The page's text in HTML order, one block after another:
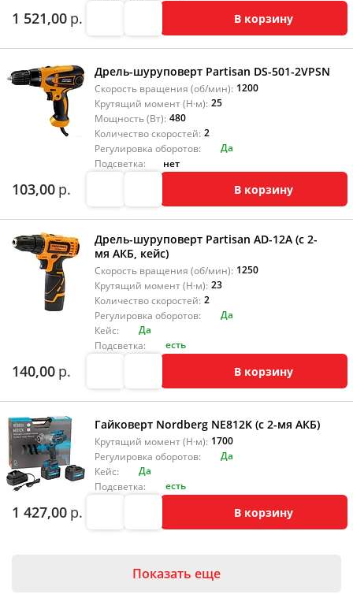
1 521,00 р. В корзину
Дрель-шуруповерт Partisan DS-501-2VPSN
Скорость вращения (об/мин): 1200
Крутящий момент (Н·м): 25
Мощность (Вт): 480
Количество скоростей: 2
Регулировка оборотов:
Да
Подсветка:
нет
103,00 р. В корзину
Дрель-шуруповерт Partisan AD-12A (с 2-
мя АКБ, кейс)
Скорость вращения (об/мин): 1250
Крутящий момент (Н·м): 23
Количество скоростей: 2
Регулировка оборотов:
Да
Кейс:
Да
Подсветка:
есть
140,00 р. В корзину
Гайковерт Nordberg NE812K (с 2-мя АКБ)
Крутящий момент (Н·м): 1700
Регулировка оборотов:
Да
Кейс:
Да
Подсветка:
есть
1 427,00 р. В корзину
Показать еще